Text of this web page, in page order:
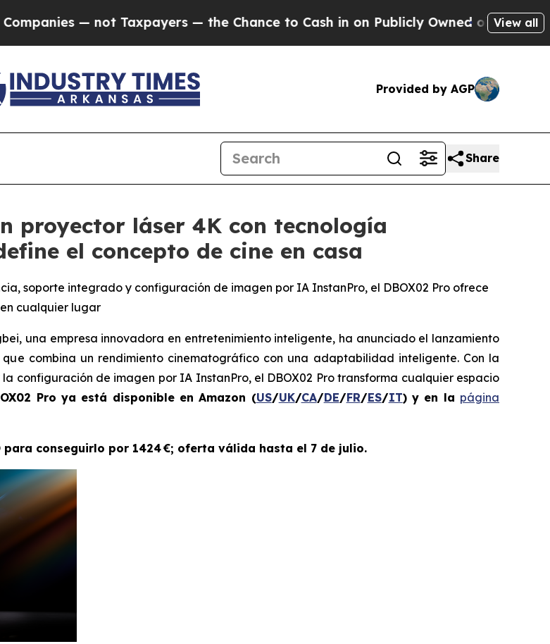
— not Taxpayers — the Chance to Cash in on Publicly Owned oil Five Questions
View all
Provided by AGP
Share
proyector láser 4K con tecnología
el concepto de cine en casa
soporte integrado y configuración de imagen por IA InstanPro, el DBOX02 Pro ofrece
cualquier lugar
una empresa innovadora en entretenimiento inteligente, ha anunciado el lanzamiento
combina un rendimiento cinematográfico con una adaptabilidad inteligente. Con la
configuración de imagen por IA InstanPro, el DBOX02 Pro transforma cualquier espacio
Pro ya está disponible en Amazon (US/UK/CA/DE/FR/ES/IT) y en la página
para conseguirlo por 1424 €; oferta válida hasta el 7 de julio.